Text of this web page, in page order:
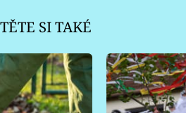
SI TAKÉ